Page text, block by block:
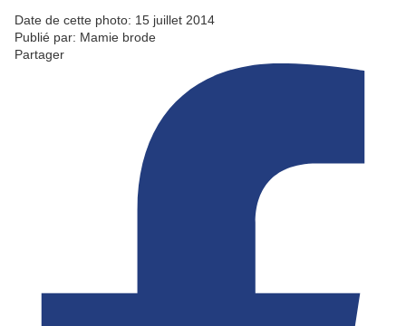
Date de cette photo: 15 juillet 2014
Publié par: Mamie brode
Partager